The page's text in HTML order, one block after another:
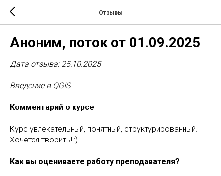
Отзывы
Аноним, поток от 01.09.2025
Дата отзыва: 25.10.2025
Введение в QGIS
Комментарий о курсе
Курс увлекательный, понятный, структурированный.
Хочется творить! :)
Как вы оцениваете работу преподавателя?